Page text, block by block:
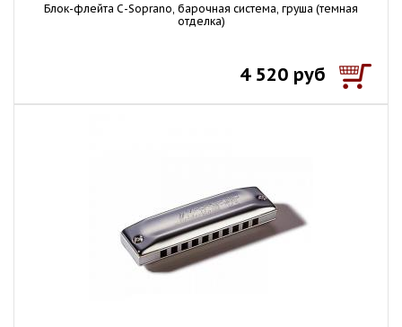
Блок-флейта С-Soprano, барочная система, груша (темная
отделка)
4 520 руб